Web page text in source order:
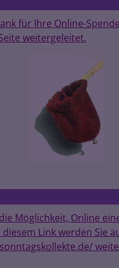
für Ihre Online-
weitergeleitet.
Möglichkeit, Online
Link werden Sie